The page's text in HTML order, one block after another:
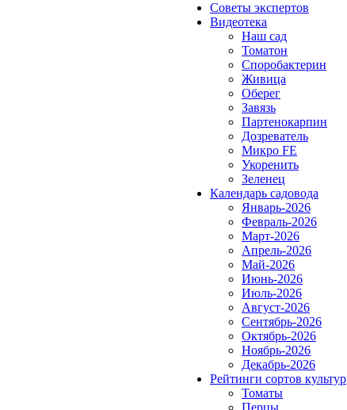
Советы экспертов
Видеотека
Наш сад
Томатон
Споробактерин
Живица
Оберег
Завязь
Партенокарпин
Дозреватель
Микро FE
Укоренить
Зеленец
Календарь садовода
Январь-2026
Февраль-2026
Март-2026
Апрель-2026
Май-2026
Июнь-2026
Июль-2026
Август-2026
Сентябрь-2026
Октябрь-2026
Ноябрь-2026
Декабрь-2026
Рейтинги сортов культур
Томаты
Перцы